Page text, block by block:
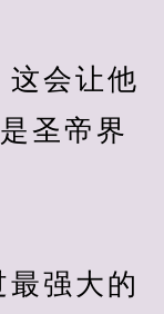
会让他
圣帝界
强大的